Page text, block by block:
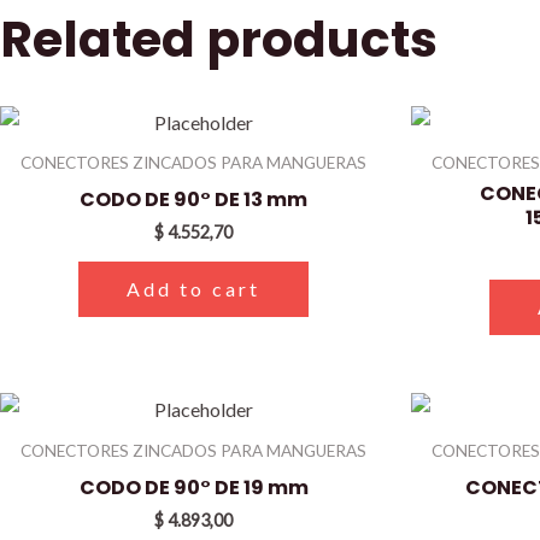
Related products
CONECTORES ZINCADOS PARA MANGUERAS
CODO DE 90° DE 13 mm
$4.552,70
Add to cart
CONECTORES ZINCADOS PARA MANGUERAS
CODO DE 90° DE 19 mm
$4.893,00